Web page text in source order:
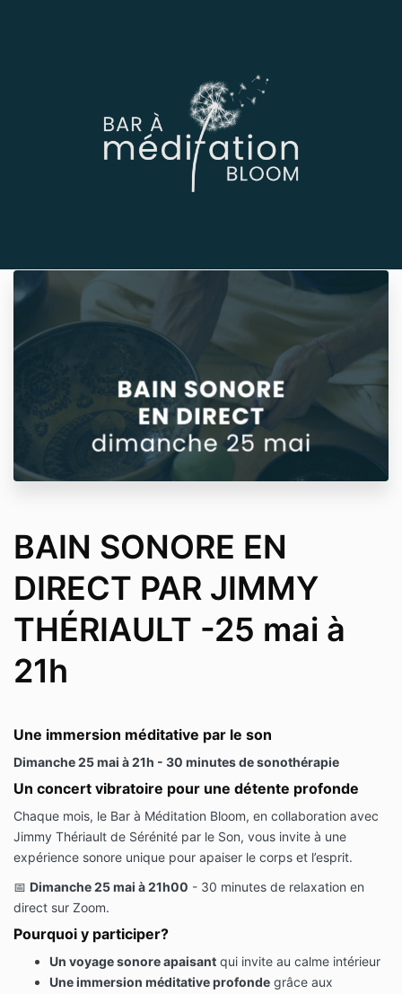
BAIN SONORE EN
DIRECT PAR JIMMY
THÉRIAULT -25 mai à
21h
Une immersion méditative par le son
Dimanche 25 mai à 21h - 30 minutes de sonothérapie
Un concert vibratoire pour une détente profonde
Chaque mois, le Bar à Méditation Bloom, en collaboration avec
Jimmy Thériault de Sérénité par le Son, vous invite à une
expérience sonore unique pour apaiser le corps et l’esprit.
📅 Dimanche 25 mai à 21h00 - 30 minutes de relaxation en
direct sur Zoom.
Pourquoi y participer?
Un voyage sonore apaisant qui invite au calme intérieur
Une immersion méditative profonde grâce aux